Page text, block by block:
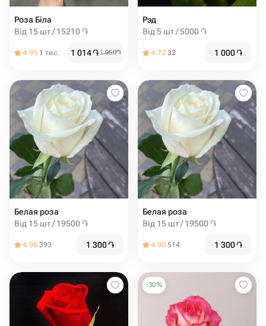
Роза Біла
Від 15 шт / 15210 ֏
4.95 1 тис. 1 014֏1 950֏
Рэд
Від 5 шт / 5000 ֏
4.7232 1 000֏
Белая роза
Від 15 шт / 19500 ֏
4.96393 1 300֏
Белая роза
Від 15 шт / 19500 ֏
4.90514 1 300֏
-30%